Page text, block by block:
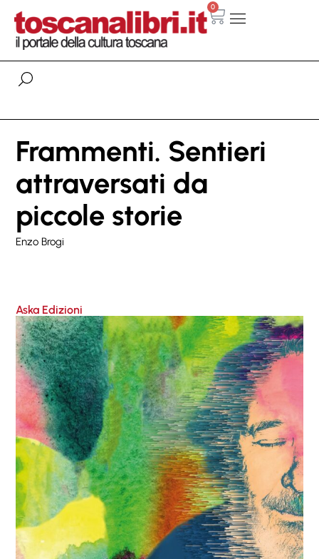
0
Frammenti. Sentieri
attraversati da
piccole storie
Enzo Brogi
Aska Edizioni